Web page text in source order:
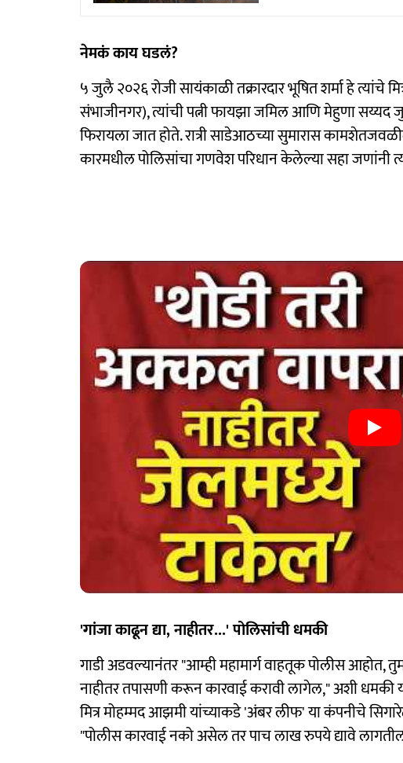
नेमकं काय घडलं?
५ जुलै २०२६ रोजी सायंकाळी तक्रारदार भूषित शर्मा हे त्यांचे
संभाजीनगर), त्यांची पत्नी फायझा जमिल आणि मेहुणा
फिरायला जात होते. रात्री साडेआठच्या सुमारास
कारमधील पोलिसांचा गणवेश परिधान केलेल्या सहा जणांनी
'गांजा काढून द्या, नाहीतर...' पोलिसांची धमकी
गाडी अडवल्यानंतर "आम्ही महामार्ग वाहतूक पोलीस आहोत,
नाहीतर तपासणी करून कारवाई करावी लागेल," अशी धमकी या
मित्र मोहम्मद आझमी यांच्याकडे 'अंबर लीफ' या कंपनीचे
"पोलीस कारवाई नको असेल तर पाच लाख रुपये द्यावे